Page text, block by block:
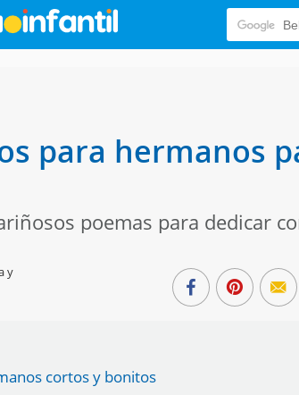
para hermanos
poemas para dedicar
y
cortos y bonitos